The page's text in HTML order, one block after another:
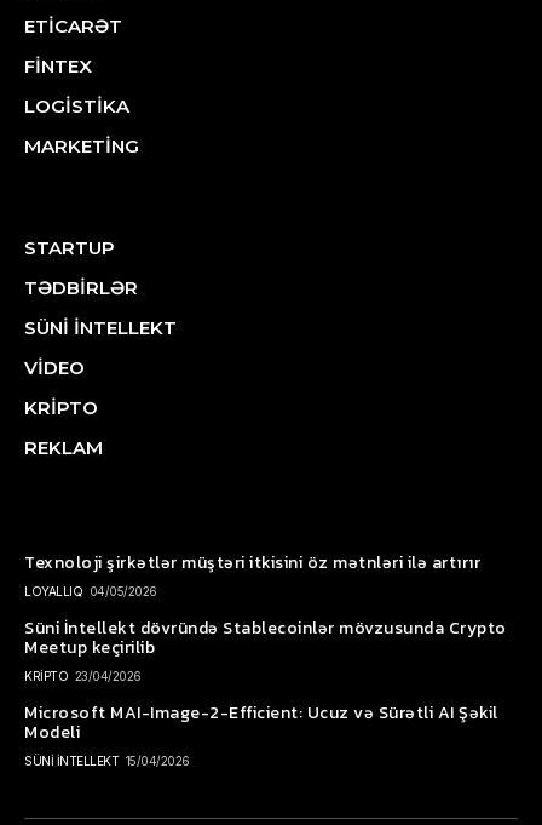
ETİCARƏT
FİNTEX
LOGİSTİKA
MARKETİNG
STARTUP
TƏDBİRLƏR
SÜNİ İNTELLEKT
VİDEO
KRİPTO
REKLAM
Texnoloji şirkətlər müştəri itkisini öz mətnləri ilə artırır
LOYALLIQ 04/05/2026
Süni İntellekt dövründə Stablecoinlər mövzusunda Crypto
Meetup keçirilib
KRİPTO 23/04/2026
Microsoft MAI-Image-2-Efficient: Ucuz və Sürətli AI Şəkil
Modeli
SÜNİ İNTELLEKT 15/04/2026